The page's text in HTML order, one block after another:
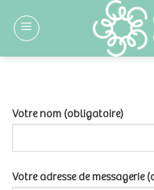
Votre nom (obligatoire)
Votre adresse de messagerie